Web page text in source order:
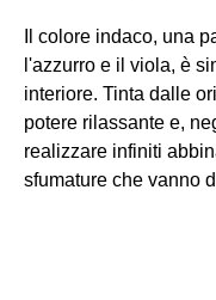
Il colore indaco, una
l'azzurro e il viola, è
interiore. Tinta dalle
potere rilassante e,
realizzare infiniti
sfumature che vanno